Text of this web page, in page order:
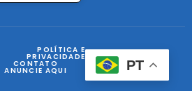
POLÍTICA E
PRIVACIDADE
CONTATO
ANUNCIE AQUI PT